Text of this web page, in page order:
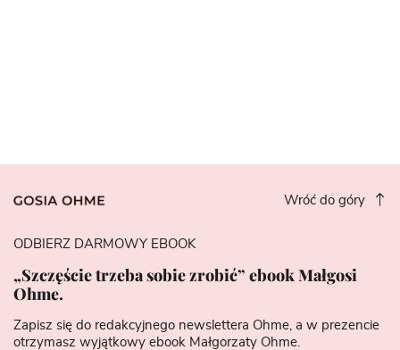
Wróć do góry
ODBIERZ DARMOWY EBOOK
„Szczęście trzeba sobie zrobić” ebook Małgosi
Ohme.
Zapisz się do redakcyjnego newslettera Ohme, a w prezencie
otrzymasz wyjątkowy ebook Małgorzaty Ohme.